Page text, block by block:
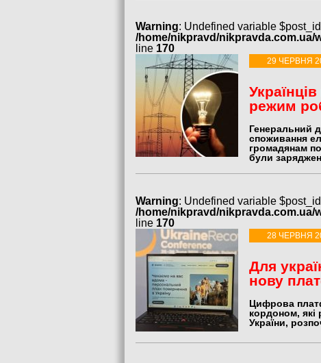
Warning: Undefined variable
/home/nikpravd/nikpravda.com.ua/
line 170
29 ЧЕРВНЯ
режим
Генеральний
споживання
громадянам
були
Warning: Undefined variable
/home/nikpravd/nikpravda.com.ua/
line 170
28 ЧЕРВНЯ
Для
нову
Цифрова
кордоном,
України,